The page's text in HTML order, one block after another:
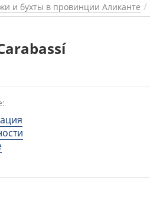
и бухты в провинции Аликанте